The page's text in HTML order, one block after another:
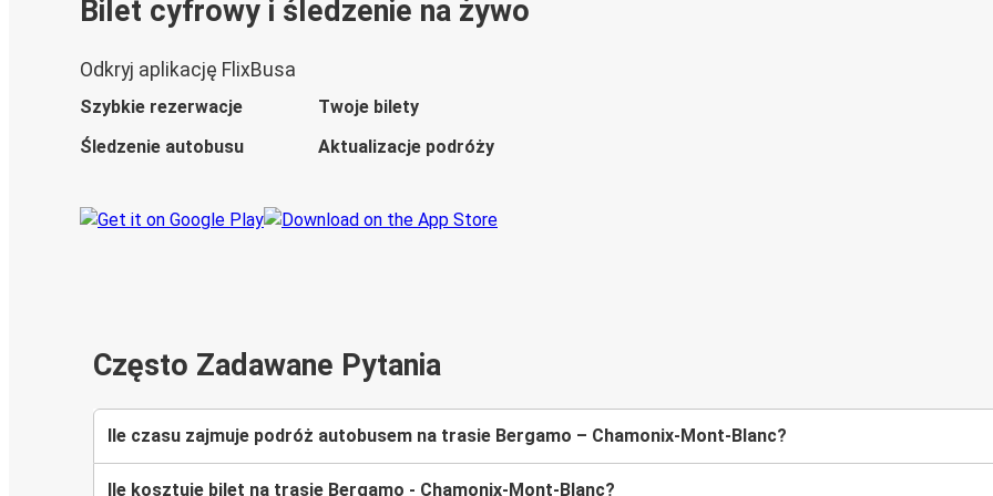
Bilet cyfrowy i śledzenie na żywo
Odkryj aplikację FlixBusa
Szybkie rezerwacje
Twoje bilety
Śledzenie autobusu
Aktualizacje podróży
Często Zadawane Pytania
Ile czasu zajmuje podróż autobusem na trasie Bergamo – Chamonix-Mont-Blanc?
Ile kosztuje bilet na trasie Bergamo - Chamonix-Mont-Blanc?